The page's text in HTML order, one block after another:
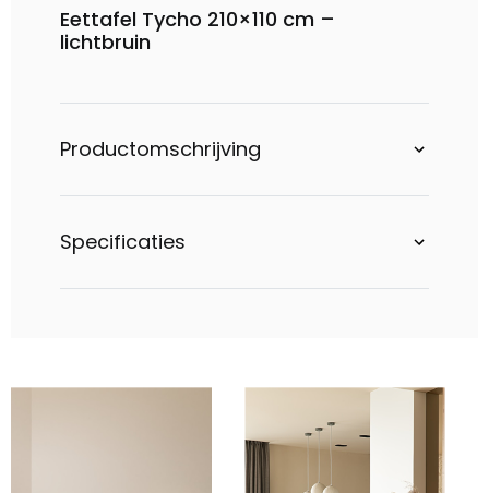
Eettafel Tycho 210×110 cm –
lichtbruin
Productomschrijving
Specificaties